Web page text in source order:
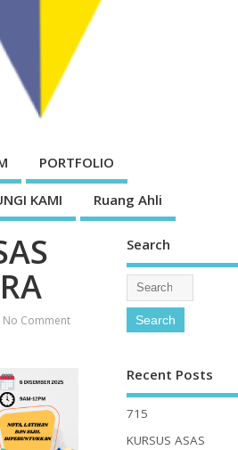
PORTFOLIO
KAMI Ruang Ahli
No Comment
Search
Recent Posts
715
KURSUS ASAS